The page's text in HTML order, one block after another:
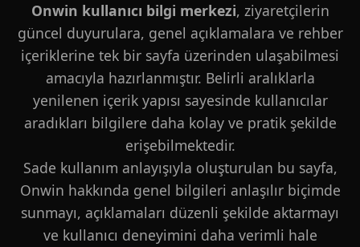
Onwin kullanıcı bilgi merkezi, ziyaretçilerin
güncel duyurulara, genel açıklamalara ve rehber
içeriklerine tek bir sayfa üzerinden ulaşabilmesi
amacıyla hazırlanmıştır. Belirli aralıklarla
yenilenen içerik yapısı sayesinde kullanıcılar
aradıkları bilgilere daha kolay ve pratik şekilde
erişebilmektedir.
Sade kullanım anlayışıyla oluşturulan bu sayfa,
Onwin hakkında genel bilgileri anlaşılır biçimde
sunmayı, açıklamaları düzenli şekilde aktarmayı
ve kullanıcı deneyimini daha verimli hale